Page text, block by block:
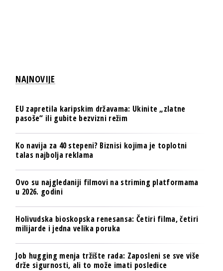
NAJNOVIJE
EU zapretila karipskim državama: Ukinite „zlatne
pasoše“ ili gubite bezvizni režim
Ko navija za 40 stepeni? Biznisi kojima je toplotni
talas najbolja reklama
Ovo su najgledaniji filmovi na striming platformama
u 2026. godini
Holivudska bioskopska renesansa: Četiri filma, četiri
milijarde i jedna velika poruka
Job hugging menja tržište rada: Zaposleni se sve više
drže sigurnosti, ali to može imati posledice